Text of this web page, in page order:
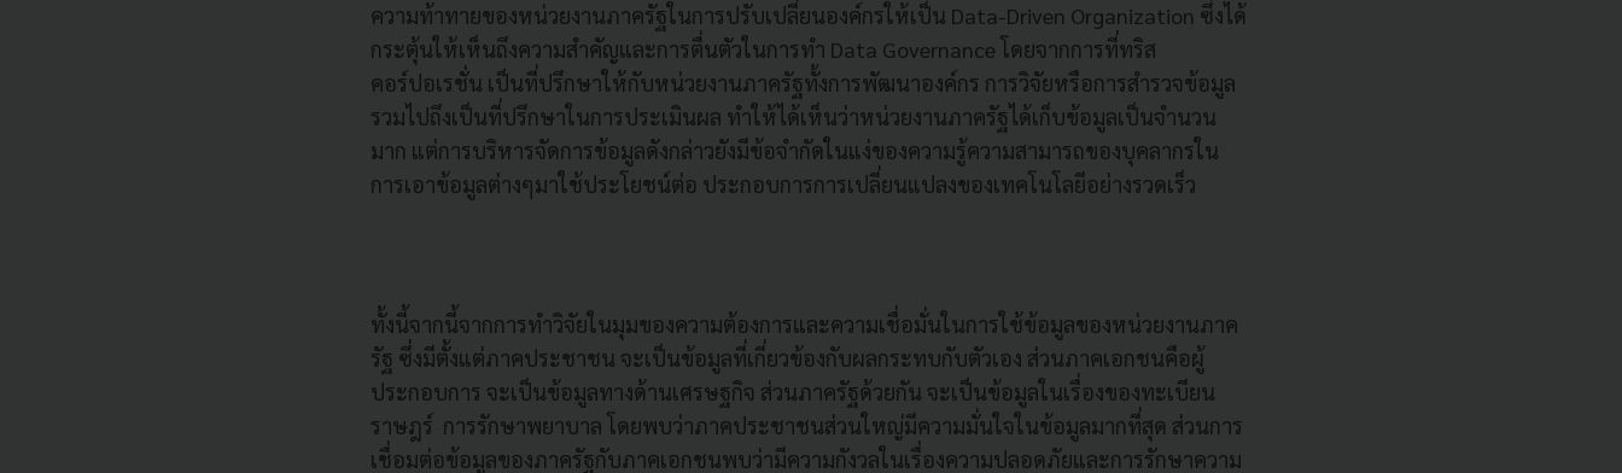
ความท้าทายของหน่วยงานภาครัฐในการปรับเปลี่ยนองค์กรให้เป็น Data-Driven Organization ซึ่งได้
กระตุ้นให้เห็นถึงความสำคัญและการตื่นตัวในการทำ Data Governance โดยจากการที่ทริส
คอร์ปอเรชั่น เป็นที่ปรึกษาให้กับหน่วยงานภาครัฐทั้งการพัฒนาองค์กร การวิจัยหรือการสำรวจข้อมูล
รวมไปถึงเป็นที่ปรึกษาในการประเมินผล ทำให้ได้เห็นว่าหน่วยงานภาครัฐได้เก็บข้อมูลเป็นจำนวน
มาก แต่การบริหารจัดการข้อมูลดังกล่าวยังมีข้อจำกัดในแง่ของความรู้ความสามารถของบุคลากรใน
การเอาข้อมูลต่างๆมาใช้ประโยชน์ต่อ ประกอบการการเปลี่ยนแปลงของเทคโนโลยีอย่างรวดเร็ว
ทั้งนี้จากนี้จากการทำวิจัยในมุมของความต้องการและความเชื่อมั่นในการใช้ข้อมูลของหน่วยงานภาค
รัฐ ซึ่งมีตั้งแต่ภาคประชาชน จะเป็นข้อมูลที่เกี่ยวข้องกับผลกระทบกับตัวเอง ส่วนภาคเอกชนคือผู้
ประกอบการ จะเป็นข้อมูลทางด้านเศรษฐกิจ ส่วนภาครัฐด้วยกัน จะเป็นข้อมูลในเรื่องของทะเบียน
ราษฎร์ การรักษาพยาบาล โดยพบว่าภาคประชาชนส่วนใหญ่มีความมั่นใจในข้อมูลมากที่สุด ส่วนการ
เชื่อมต่อข้อมูลของภาครัฐกับภาคเอกชนพบว่ามีความกังวลในเรื่องความปลอดภัยและการรักษาความ